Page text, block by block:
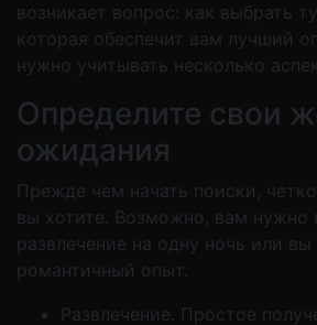
возникает вопрос: как выбрать
которая обеспечит вам лучший
нужно учитывать несколько
Определите свои
ожидания
Прежде чем начать поиски,
вы хотите. Возможно, вам нужно
развлечение на одну ночь или
романтичный опыт.
Развлечение. Простое